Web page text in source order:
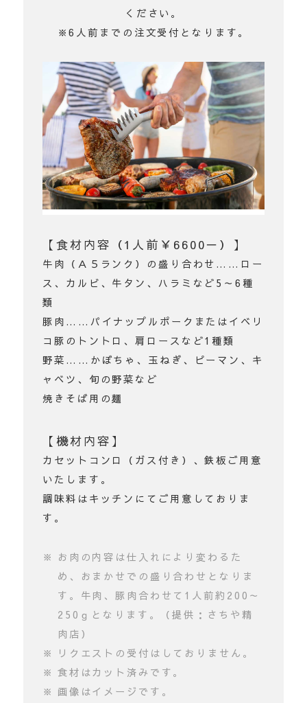
ください。
※6人前までの注文受付となります。
【食材内容（1人前￥6600－）】
牛肉（Ａ５ランク）の盛り合わせ……ロー
ス、カルビ、牛タン、ハラミなど5～6種
類
豚肉……パイナップルポークまたはイベリ
コ豚のトントロ、肩ロースなど1種類
野菜……かぼちゃ、玉ねぎ、ピーマン、キ
ャベツ、旬の野菜など
焼きそば用の麺
【機材内容】
カセットコンロ（ガス付き）、鉄板ご用意
いたします。
調味料はキッチンにてご用意しておりま
す。
お肉の内容は仕入れにより変わるた
め、おまかせでの盛り合わせとなりま
す。牛肉、豚肉合わせて1人前約200～
250ｇとなります。（提供：さちや精
肉店）
リクエストの受付はしておりません。
食材はカット済みです。
画像はイメージです。